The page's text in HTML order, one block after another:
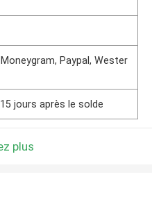
Paypal, Wester
jours après le solde
plus